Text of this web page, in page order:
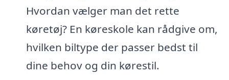
Hvordan vælger man det rette
køretøj? En køreskole kan rådgive om,
hvilken biltype der passer bedst til
dine behov og din kørestil.